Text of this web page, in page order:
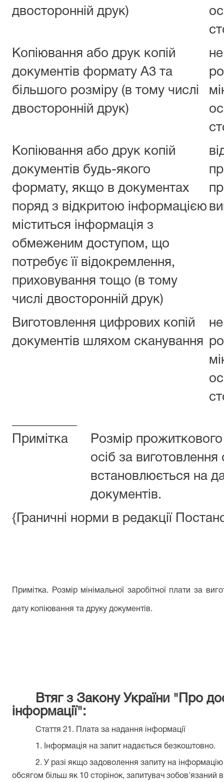
двосторонній друк)
Копіювання або друк копій
документів формату А3 та
більшого розміру (в тому числі
двосторонній друк)
Копіювання або друк копій
документів будь-якого
формату, якщо в документах
поряд з відкритою інформацією
міститься інформація з
обмеженим доступом, що
потребує її відокремлення,
приховування тощо (в тому
числі двосторонній друк)
Виготовлення цифрових копій
документів шляхом сканування
Примітка
Розмір
осіб за виготовлення
встановлюється на
документів.
{Граничні норми в редакції
Примітка. Розмір мінімальної заробітної плати за
дату копіювання та друку документів.
Втяг з Закону України "Про
інформації":
Стаття 21. Плата за надання інформації
1. Інформація на запит надається безкоштовно.
2. У разі якщо задоволення запиту на
обсягом більш як 10 сторінок, запитувач зобов'язаний